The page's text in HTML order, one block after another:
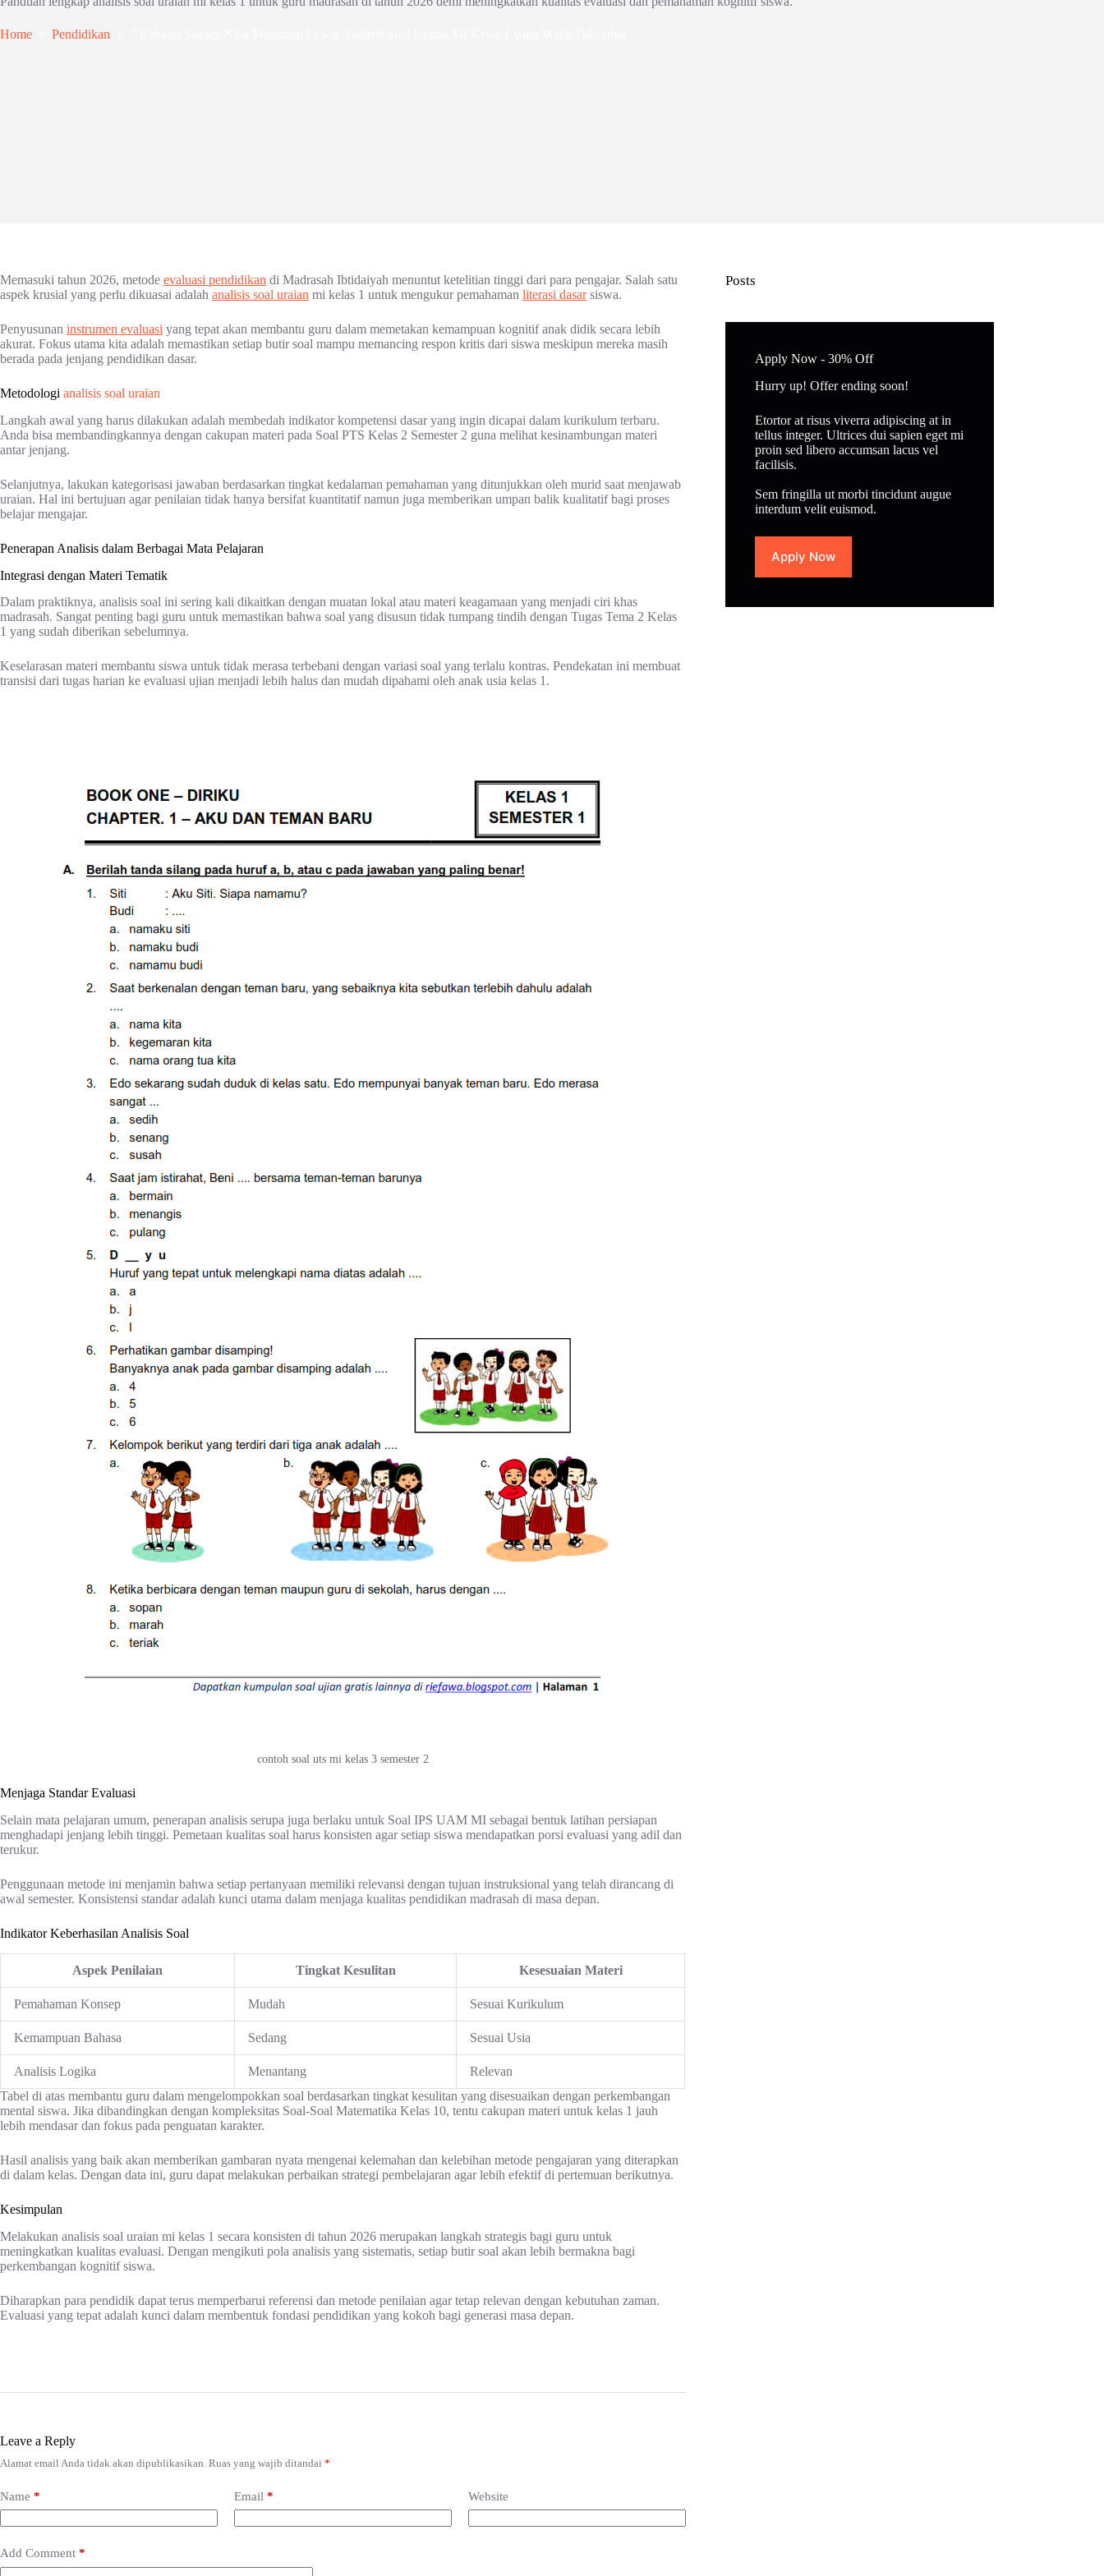
Home Pendidikan
Memasuki tahun 2026, metode evaluasi pendidikan di Madrasah Ibtidaiyah menuntut ketelitian tinggi dari para pengajar. Salah satu
aspek krusial yang perlu dikuasai adalah analisis soal uraian mi kelas 1 untuk mengukur pemahaman literasi dasarsiswa.
Penyusunan instrumen evaluasi yang tepat akan membantu guru dalam memetakan kemampuan kognitif anak didik secara lebih
akurat. Fokus utama kita adalah memastikan setiap butir soal mampu memancing respon kritis dari siswa meskipun mereka masih
berada pada jenjang pendidikan dasar.
Metodologi analisis soal uraian
Langkah awal yang harus dilakukan adalah membedah indikator kompetensi dasar yang ingin dicapai dalam kurikulum terbaru.
Anda bisa membandingkannya dengan cakupan materi pada Soal PTS Kelas 2 Semester 2 guna melihat kesinambungan materi
antar jenjang.
Selanjutnya, lakukan kategorisasi jawaban berdasarkan tingkat kedalaman pemahaman yang ditunjukkan oleh murid saat menjawab
uraian. Hal ini bertujuan agar penilaian tidak hanya bersifat kuantitatif namun juga memberikan umpan balik kualitatif bagi proses
belajar mengajar.
Penerapan Analisis dalam Berbagai Mata Pelajaran
Integrasi dengan Materi Tematik
Dalam praktiknya, analisis soal ini sering kali dikaitkan dengan muatan lokal atau materi keagamaan yang menjadi ciri khas
madrasah. Sangat penting bagi guru untuk memastikan bahwa soal yang disusun tidak tumpang tindih dengan Tugas Tema 2 Kelas
1 yang sudah diberikan sebelumnya.
Keselarasan materi membantu siswa untuk tidak merasa terbebani dengan variasi soal yang terlalu kontras. Pendekatan ini membuat
transisi dari tugas harian ke evaluasi ujian menjadi lebih halus dan mudah dipahami oleh anak usia kelas 1.
contoh soal uts mi kelas 3 semester 2
Menjaga Standar Evaluasi
Selain mata pelajaran umum, penerapan analisis serupa juga berlaku untuk Soal IPS UAM MI sebagai bentuk latihan persiapan
menghadapi jenjang lebih tinggi. Pemetaan kualitas soal harus konsisten agar setiap siswa mendapatkan porsi evaluasi yang adil dan
terukur.
Penggunaan metode ini menjamin bahwa setiap pertanyaan memiliki relevansi dengan tujuan instruksional yang telah dirancang di
awal semester. Konsistensi standar adalah kunci utama dalam menjaga kualitas pendidikan madrasah di masa depan.
Indikator Keberhasilan Analisis Soal
Aspek Penilaian Tingkat Kesulitan Kesesuaian Materi
Pemahaman Konsep Mudah Sesuai Kurikulum
Kemampuan Bahasa Sedang Sesuai Usia
Analisis Logika Menantang
Relevan
Tabel di atas membantu guru dalam mengelompokkan soal berdasarkan tingkat kesulitan yang disesuaikan dengan perkembangan
mental siswa. Jika dibandingkan dengan kompleksitas Soal-Soal Matematika Kelas 10, tentu cakupan materi untuk kelas 1 jauh
lebih mendasar dan fokus pada penguatan karakter.
Hasil analisis yang baik akan memberikan gambaran nyata mengenai kelemahan dan kelebihan metode pengajaran yang diterapkan
di dalam kelas. Dengan data ini, guru dapat melakukan perbaikan strategi pembelajaran agar lebih efektif di pertemuan berikutnya.
Kesimpulan
Melakukan analisis soal uraian mi kelas 1 secara konsisten di tahun 2026 merupakan langkah strategis bagi guru untuk
meningkatkan kualitas evaluasi. Dengan mengikuti pola analisis yang sistematis, setiap butir soal akan lebih bermakna bagi
perkembangan kognitif siswa.
Diharapkan para pendidik dapat terus memperbarui referensi dan metode penilaian agar tetap relevan dengan kebutuhan zaman.
Evaluasi yang tepat adalah kunci dalam membentuk fondasi pendidikan yang kokoh bagi generasi masa depan.
Leave a Reply
Alamat email Anda tidak akan dipublikasikan. Ruas yang wajib ditandai *
Name * Email * Website
Add Comment *
Posts
Apply Now - 30% Off
Hurry up! Offer ending soon!
Etortor at risus viverra adipiscing at in
tellus integer. Ultrices dui sapien eget mi
proin sed libero accumsan lacus vel
facilisis.
Sem fringilla ut morbi tincidunt augue
interdum velit euismod.
Apply Now